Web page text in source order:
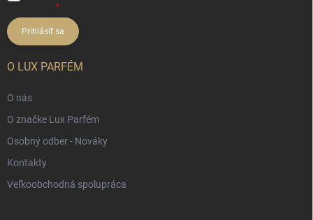
Prihlásiť sa
O LUX PARFÉM
O nás
O značke Lux Parfém
Osobný odber - Nováky
Kontakty
Veľkoobchodná spolupráca